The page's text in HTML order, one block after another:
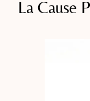
La Cause